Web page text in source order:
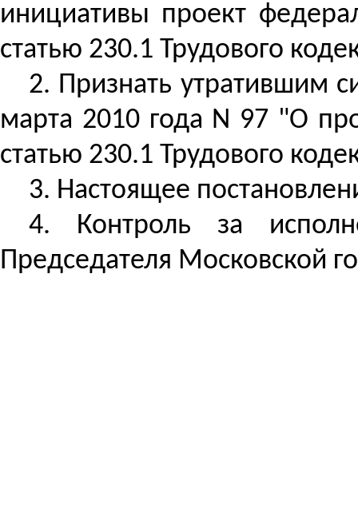
инициативы проект
статью 230.1 Трудового
2. Признать утратившим
марта 2010 года N 97 "О
статью 230.1 Трудового
3. Настоящее
4. Контроль за
Председателя Московской